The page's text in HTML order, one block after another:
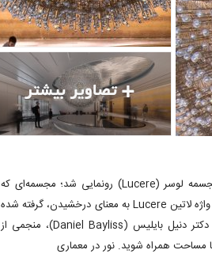
در ادامه پروژه نوسازی لابی مرکز جان هنکاک (John Hankock) در شیکاگو، از مجسمه لوسر (Lucere) رونمایی شد؛ مجسمه‌ای که
محصول ذوق و هنر ولفگانگ باترس (Volfgang Buttress) است.نام این مجسمه از واژه لاتین Lucere به معنای درخشیدن، گرفته شده
است. طرح مجسمه متکی بر یک نقشه سماوی است؛ نقشه‌ای که حاصل پژوهش دکتر دنیل بایلیس (Daniel Bayliss)، منجمی از
مساحت همراه شوید. نور در معماری